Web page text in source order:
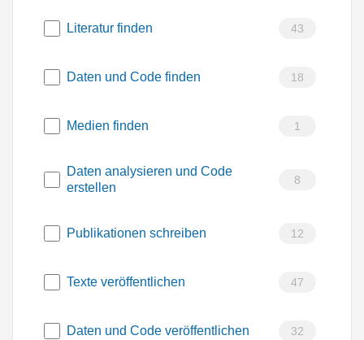
Literatur finden 43
Daten und Code finden 18
Medien finden 1
Daten analysieren und Code
erstellen
8
Publikationen schreiben 12
Texte veröffentlichen 47
Daten und Code veröffentlichen 32